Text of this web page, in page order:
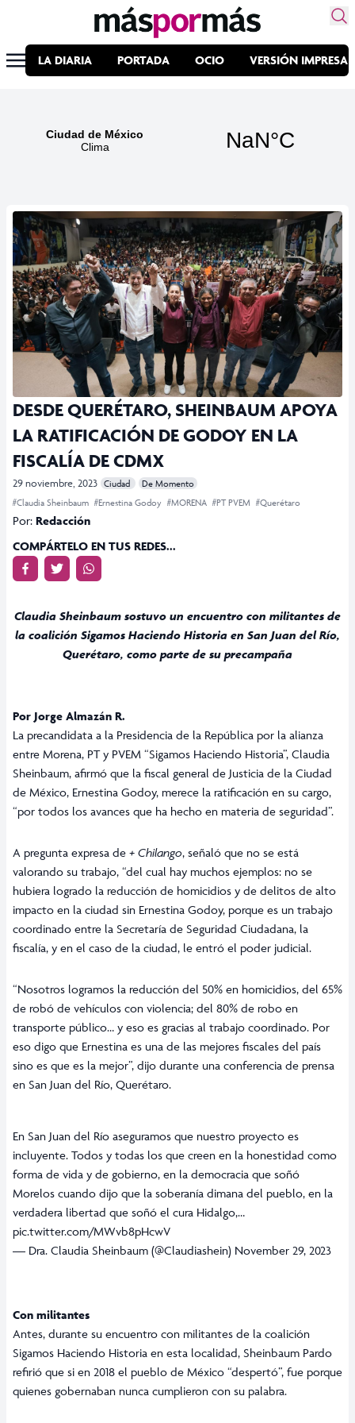
LA DIARIA PORTADA OCIO VERSIÓN IMPRESA
DESDE QUERÉTARO, SHEINBAUM APOYA
LA RATIFICACIÓN DE GODOY EN LA
FISCALÍA DE CDMX
29 noviembre, 2023 Ciudad
De Momento
#Claudia Sheinbaum #Ernestina Godoy #MORENA #PT PVEM #Querétaro
Por: Redacción
COMPÁRTELO EN TUS REDES...
Claudia Sheinbaum sostuvo un encuentro con militantes de
la coalición Sigamos Haciendo Historia en San Juan del Río,
Querétaro, como parte de su precampaña
Por Jorge Almazán R.
La precandidata a la Presidencia de la República por la alianza
entre Morena, PT y PVEM “Sigamos Haciendo Historia”, Claudia
Sheinbaum, afirmó que la fiscal general de Justicia de la Ciudad
de México, Ernestina Godoy, merece la ratificación en su cargo,
“por todos los avances que ha hecho en materia de seguridad”.
A pregunta expresa de + Chilango, señaló que no se está
valorando su trabajo, “del cual hay muchos ejemplos: no se
hubiera logrado la reducción de homicidios y de delitos de alto
impacto en la ciudad sin Ernestina Godoy, porque es un trabajo
coordinado entre la Secretaría de Seguridad Ciudadana, la
fiscalía, y en el caso de la ciudad, le entró el poder judicial.
“Nosotros logramos la reducción del 50% en homicidios, del 65%
de robó de vehículos con violencia; del 80% de robo en
transporte público… y eso es gracias al trabajo coordinado. Por
eso digo que Ernestina es una de las mejores fiscales del país
sino es que es la mejor”, dijo durante una conferencia de prensa
en San Juan del Río, Querétaro.
En San Juan del Río aseguramos que nuestro proyecto es
incluyente. Todos y todas los que creen en la honestidad como
forma de vida y de gobierno, en la democracia que soñó
Morelos cuando dijo que la soberanía dimana del pueblo, en la
verdadera libertad que soñó el cura Hidalgo,…
pic.twitter.com/MWvb8pHcwV
— Dra. Claudia Sheinbaum (@Claudiashein) November 29, 2023
Con militantes
Antes, durante su encuentro con militantes de la coalición
Sigamos Haciendo Historia en esta localidad, Sheinbaum Pardo
refirió que si en 2018 el pueblo de México “despertó”, fue porque
quienes gobernaban nunca cumplieron con su palabra.